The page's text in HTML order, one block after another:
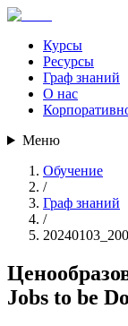
Курсы
Ресурсы
Граф знаний
О нас
Меню
Обучение
/
Граф знаний
/
Jobs to be